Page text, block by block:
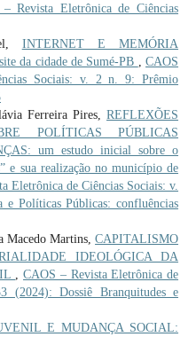
Revista Eletrônica de Ciências
INTERNET E MEMÓRIA
da cidade de Sumé-PB
,CAOS
Sociais: v. 2 n. 9: Prêmio
Ferreira Pires,REFLEXÕES
POLÍTICAS PÚBLICAS
um estudo inicial sobre o
e sua realização no município de
Eletrônica de Ciências Sociais: v.
Políticas Públicas: confluências
Macedo Martins,CAPITALISMO
IDEOLÓGICA DA
,CAOS – Revista Eletrônica de
(2024): Dossiê Branquitudes e
E MUDANÇA SOCIAL: